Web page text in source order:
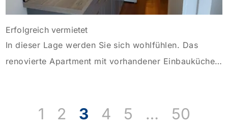
Erfolgreich vermietet
In dieser Lage werden Sie sich wohlfühlen. Das
renovierte Apartment mit vorhandener Einbauküche
zum ruhigen Hinterhof. Sie erreichen die Wohnung
1 2 3 4 5 … 50